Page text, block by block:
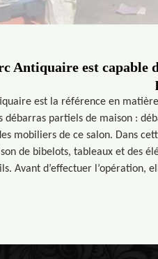
Antiquaire est capable
est la référence en
débarras partiels de maison :
mobiliers de ce salon. Dans
de bibelots, tableaux et des
Avant d’effectuer l’opération,